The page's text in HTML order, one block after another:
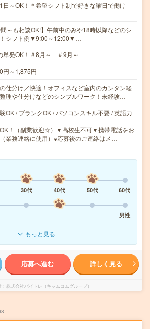
日～OK！＊希望シフト制で好きな曜日で働け
間～も相談OK!】午前中のみや18時以降などのシ
！シフト例▼9:00～12:00▼…
単発OK！＃8月～ ＃9月～
円～1,875円
仕分け／快適！オフィスなど室内のカンタン軽
理や仕分けなどのシンプルワーク！未経験…
OK / ブランクOK / パソコンスキル不要 / 英語力
！（副業歓迎☆）▼高校生不可▼携帯電話をお
業務連絡に使用）※応募後のご連絡はメ…
30代 40代 50代
60代
男性
もっと見る
応募へ進む 詳しく見る
株式会社バイトレ（キャムコムグループ）